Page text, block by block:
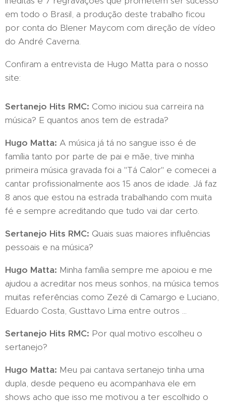
em todo o Brasil, a produção deste trabalho ficou
por conta do Blener Maycom com direção de vídeo
do André Caverna.
Confiram a entrevista de Hugo Matta para o nosso
site:
Sertanejo Hits RMC: Como iniciou sua carreira na
música? E quantos anos tem de estrada?
Hugo Matta: A música já tá no sangue isso é de
família tanto por parte de pai e mãe, tive minha
primeira música gravada foi a "Tá Calor" e comecei a
cantar profissionalmente aos 15 anos de idade. Já faz
8 anos que estou na estrada trabalhando com muita
fé e sempre acreditando que tudo vai dar certo.
Sertanejo Hits RMC: Quais suas maiores influências
pessoais e na música?
Hugo Matta: Minha família sempre me apoiou e me
ajudou a acreditar nos meus sonhos, na música temos
muitas referências como Zezé di Camargo e Luciano,
Eduardo Costa, Gusttavo Lima entre outros ...
Sertanejo Hits RMC: Por qual motivo escolheu o
sertanejo?
Hugo Matta: Meu pai cantava sertanejo tinha uma
dupla, desde pequeno eu acompanhava ele em
shows acho que isso me motivou a ter escolhido o